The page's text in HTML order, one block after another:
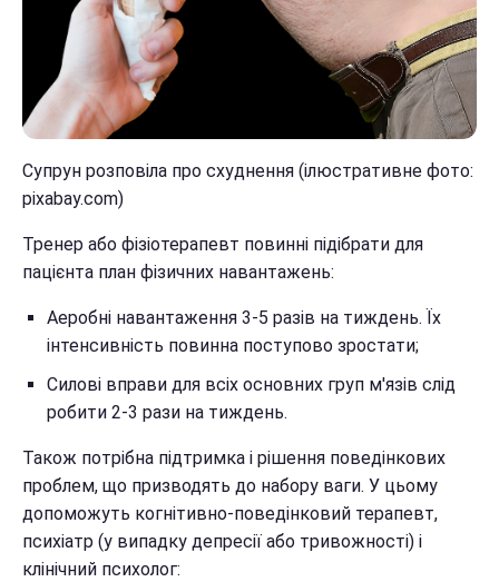
Супрун розповіла про схуднення (ілюстративне фото:
pixabay.com)
Тренер або фізіотерапевт повинні підібрати для
пацієнта план фізичних навантажень:
Аеробні навантаження 3-5 разів на тиждень. Їх
інтенсивність повинна поступово зростати;
Силові вправи для всіх основних груп м'язів слід
робити 2-3 рази на тиждень.
Також потрібна підтримка і рішення поведінкових
проблем, що призводять до набору ваги. У цьому
допоможуть когнітивно-поведінковий терапевт,
психіатр (у випадку депресії або тривожності) і
клінічний психолог: